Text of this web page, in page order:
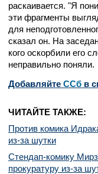
раскаивается. "Я
эти фрагменты
для
сказал он. На
кого оскорбили его
неправильно поняли.
Добавляйте CСб в
ЧИТАЙТЕ ТАКЖЕ:
Против комика
из-за шутки
Стендап-комику
прокуратуру из-за